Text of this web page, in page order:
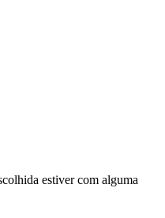
estiver com alguma